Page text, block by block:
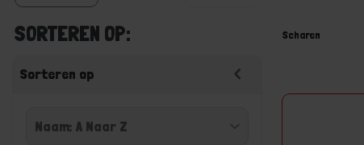
SORTEREN OP:
Sorteren op
Scharen